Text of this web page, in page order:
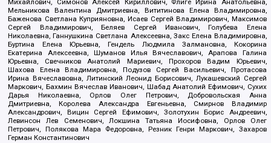
Михайлович, Симонов Алексей Кириллович, Флиге Ирина Анатольевна,
Мельникова Валентина Дмитриевна, Вититинова Елена Владимировна,
Баженова Светлана Куприяновна, Исаев Сергей Владимирович, Максимов
Сергей Владимирович, Беляев Сергей Иванович, Голубева Елена
Николаевна, Ганнушкина Светлана Алексеевна, Закс Елена Владимировна,
Буртина Елена Юрьевна, Гендель Людмила Залмановна, Кокорина
Екатерина Алексеевна, Шуманов Илья Вячеславович, Арапова Галина
Юрьевна, Свечников Анатолий Мариевич, Прохоров Вадим Юрьевич,
Шахова Елена Владимировна, Подузов Сергей Васильевич, Протасова
Ирина Вячеславовна, Литинский Леонид Борисович, Лукашевский Сергей
Маркович, Бахмин Вячеслав Иванович, Шабад Анатолий Ефимович, Сухих
Дарья Николаевна, Орлов Олег Петрович, Добровольская Анна
Дмитриевна, Королева Александра Евгеньевна, Смирнов Владимир
Александрович, Вицин Сергей Ефимович, Золотухин Борис Андреевич,
Левинсон Лев Семенович, Локшина Татьяна Иосифовна, Орлов Олег
Петрович, Полякова Мара Федоровна, Резник Генри Маркович, Захаров
Герман Константинович